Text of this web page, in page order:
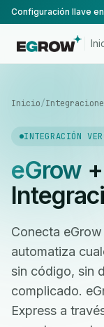
Inicio/
INTEGRACIÓN
eGrow+
Conecta
automatiza
sin código, sin
complicado.
Express a